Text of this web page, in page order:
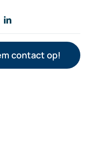
contact op!